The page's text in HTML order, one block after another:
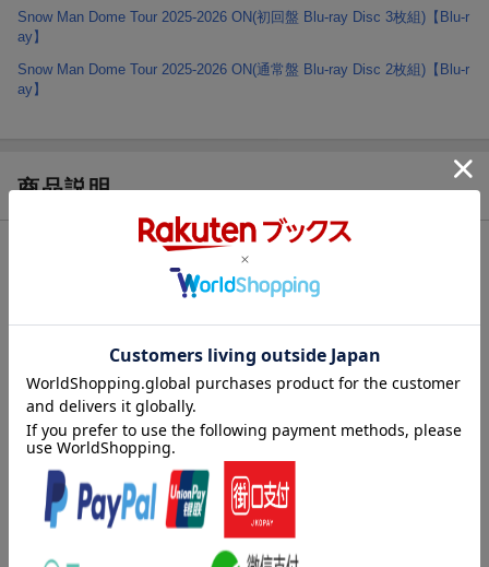
Snow Man Dome Tour 2025-2026 ON(初回盤 Blu-ray Disc 3枚組)【Blu-r
ay】
Snow Man Dome Tour 2025-2026 ON(通常盤 Blu-ray Disc 2枚組)【Blu-r
ay】
商品説明
※予告なく変更になる場合がございます。あらかじめご了承下さい。
●デジパック仕様
●フォトブックレット12P付き
★通常盤 初回仕様/特典
●スリーブケース
●フォトブック52P付き